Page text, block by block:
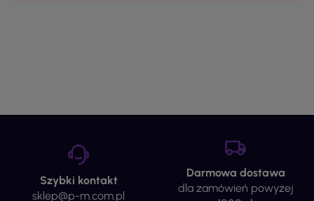
Szybki kontakt
sklep@p-m.com.pl
Darmowa dostawa
dla zamówień powyżej